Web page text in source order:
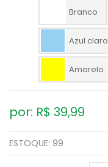
Branco
Azul claro
Amarelo
por: R$ 39,99
ESTOQUE: 99